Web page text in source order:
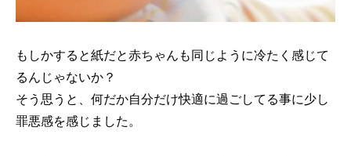
もしかすると紙だと赤ちゃんも同じように冷たく感じて
るんじゃないか？
そう思うと、何だか自分だけ快適に過ごしてる事に少し
罪悪感を感じました。